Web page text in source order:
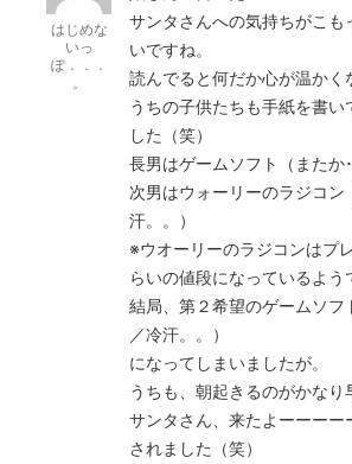
はじめな
いっ
ぽ．．．
。
サンタさんへの気持ちがこも
いですね。
読んでると何だか心が温かく
うちの子供たちも手紙を書い
した（笑）
長男はゲームソフト（またか･
次男はウォーリーのラジコン
汗。。）
※ウオーリーのラジコンはプ
らいの値段になっているよう
結局、第２希望のゲームソフ
／冷汗。。）
になってしまいましたが。
うちも、朝起きるのがかなり
サンタさん、来たよーーーー
されました（笑）